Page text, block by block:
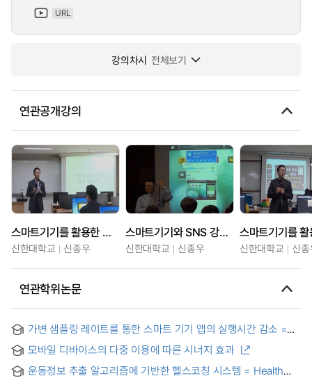
URL
강의차시 전체보기
연관공개강의
스마트기기를 활용한 교수법 및 학습지도 향상과정-경기과학기술대학
신한대학교 신종우
스마트기기와 SNS 강의를 위한 쌍방향 교수법-한국대학교육협의회 고등교육연수원 특강
신한대학교 신종우 신한대학교 신
연관학위논문
가변 샘플링 레이트를 통한 스마트 기기 앱의 실행시간 감소 =
Reducing Execution Time of Smart Device Apps by Varying
Sampling Rate
모바일 디바이스의 다중 이용에 따른 시너지 효과
운동정보 추출 알고리즘에 기반한 헬스코칭 시스템 = Health